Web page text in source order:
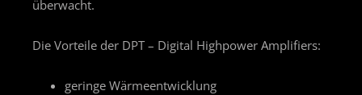
überwacht.
Die Vorteile der DPT – Digital Highpower Amplifiers:
geringe Wärmeentwicklung